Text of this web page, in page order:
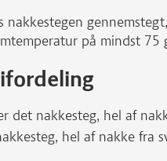
nakkestegen
på mindst 75
det nakkesteg, hel af
hel af nakke fra